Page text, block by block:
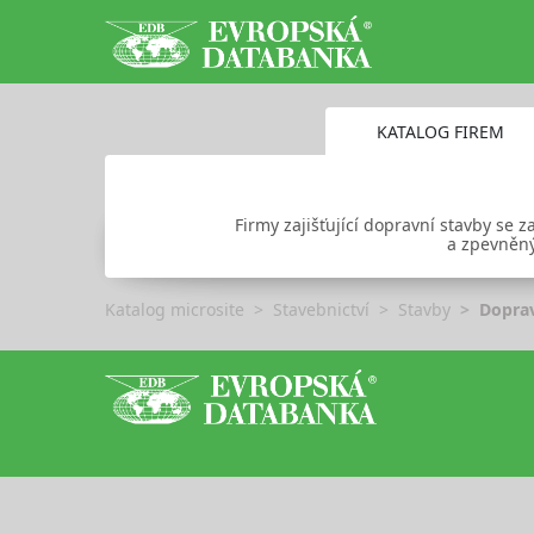
KATALOG FIREM
Firmy zajišťující dopravní stavby se
a
Katalog microsite Stavebnictví Stavby